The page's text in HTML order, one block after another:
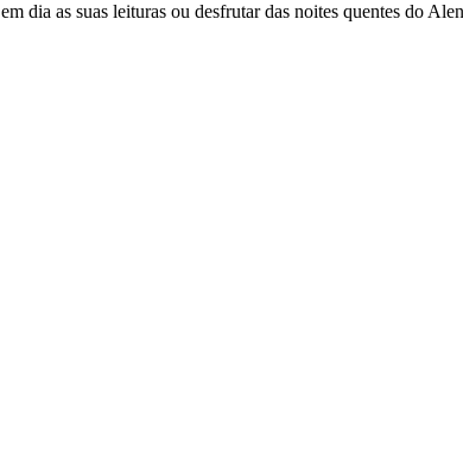
dia as suas leituras ou desfrutar das noites quentes do